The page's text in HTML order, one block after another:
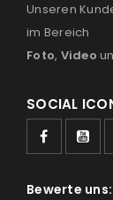
Unseren
im Bereich
Foto, Video
SOCIAL
Bewerte uns: